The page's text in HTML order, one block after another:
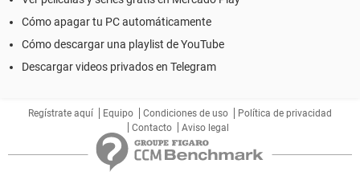
Cómo apagar tu PC automáticamente
Cómo descargar una playlist de YouTube
Descargar videos privados en Telegram
Regístrate aquí Equipo Condiciones de uso
Política de privacidad
Contacto
Aviso legal